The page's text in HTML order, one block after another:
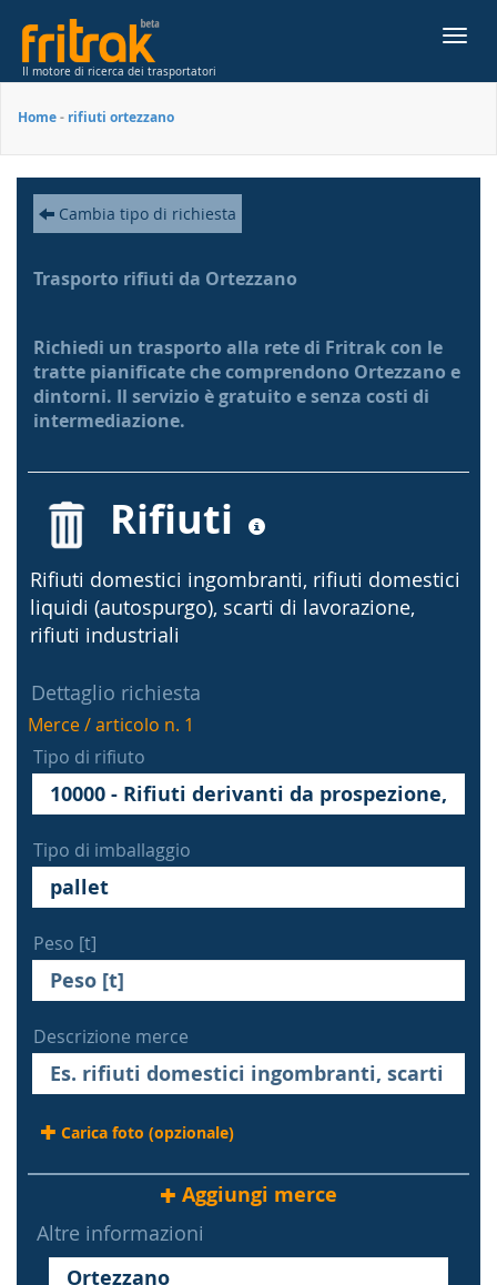
Il motore di ricerca dei trasportatori
Home- rifiuti ortezzano
Cambia tipo di richiesta
Trasporto rifiuti da Ortezzano
Richiedi un trasporto alla rete di Fritrak con le
tratte pianificate che comprendono Ortezzano e
dintorni. Il servizio è gratuito e senza costi di
intermediazione.
Rifiuti
Rifiuti domestici ingombranti, rifiuti domestici
liquidi (autospurgo), scarti di lavorazione,
rifiuti industriali
Dettaglio richiesta
Merce / articolo n. 1
Tipo di rifiuto
Tipo di imballaggio
Peso [t]
Descrizione merce
Carica foto (opzionale)
Aggiungi merce
Altre informazioni